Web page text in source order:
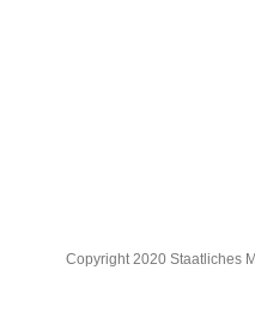
Copyright 2020 Staatliches